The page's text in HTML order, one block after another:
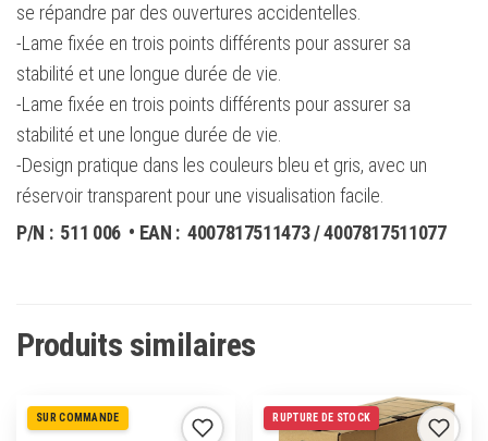
se répandre par des ouvertures accidentelles.
-Lame fixée en trois points différents pour assurer sa
stabilité et une longue durée de vie.
-Lame fixée en trois points différents pour assurer sa
stabilité et une longue durée de vie.
-Design pratique dans les couleurs bleu et gris, avec un
réservoir transparent pour une visualisation facile.
P/N : 511 006 • EAN : 4007817511473 / 4007817511077
Produits similaires
SUR COMMANDE RUPTURE DE STOCK